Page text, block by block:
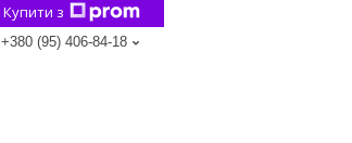
Купити з
+380 (95) 406-84-18